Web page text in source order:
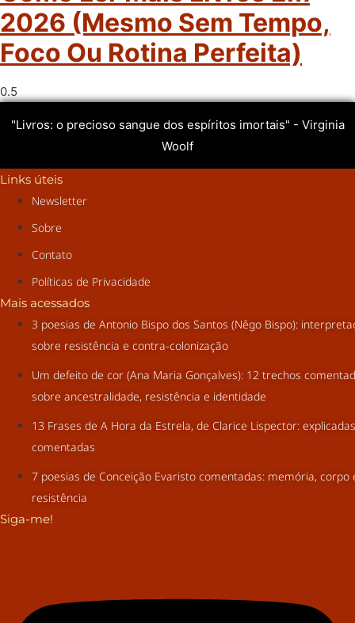
2026 (mesmo Sem Tempo,
Foco Ou Rotina Perfeita)
"Livros: o precioso sangue dos espíritos imortais" - Virginia
Woolf
Links úteis
Newsletter
Sobre
Contato
Políticas de Privacidade
Mais acessados
3 poesias de Antonio Bispo dos Santos (Nêgo Bispo):
sobre resistência e contra-colonização
Um defeito de cor (Ana Maria Gonçalves): 12 trechos
sobre ancestralidade, resistência e identidade
13 Frases de A Hora da Estrela, de Clarice Lispector:
comentadas
7 poesias de Conceição Evaristo comentadas: memória, corpo
resistência
Siga-me!